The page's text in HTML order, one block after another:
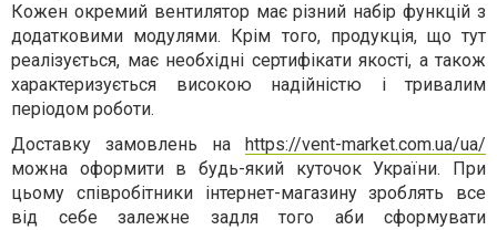
Кожен окремий вентилятор має різний набір функцій з
додатковими модулями. Крім того, продукція, що тут
реалізується, має необхідні сертифікати якості, а також
характеризується високою надійністю і тривалим
періодом роботи.
Доставку замовлень на
https://vent-market.com.ua/ua/
можна оформити в будь-який куточок України. При
цьому співробітники інтернет-магазину зроблять все
від себе залежне задля того аби сформувати